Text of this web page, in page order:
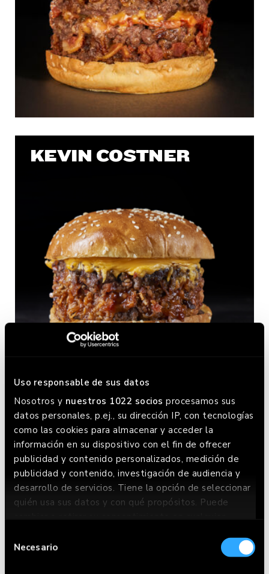
Uso responsable de sus datos
Nosotros y nuestros 1022 socios procesamos sus
datos personales, p.ej., su dirección IP, con tecnologías
como las cookies para almacenar y acceder la
información en su dispositivo con el fin de ofrecer
publicidad y contenido personalizados, medición de
publicidad y contenido, investigación de audiencia y
desarrollo de servicios. Tiene la opción de seleccionar
quién usa sus datos y con qué propósitos. Puede
en el Menú de consentimiento.
deNecesario
KEVIN COSTNER
M-30